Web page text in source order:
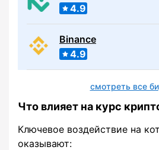
4.9
Binance
4.9
смотреть все
Что влияет на курс
Ключевое воздействие на
оказывают: